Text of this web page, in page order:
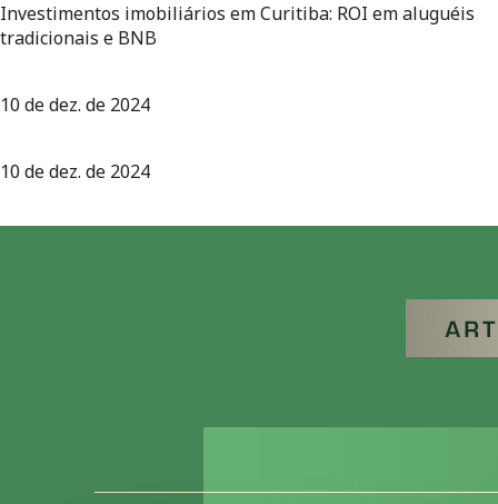
Investimentos imobiliários em Curitiba: ROI em aluguéis
tradicionais e BNB
10 de dez. de 2024
10 de dez. de 2024